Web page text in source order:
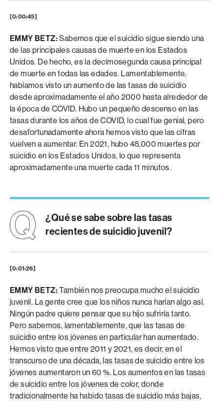
[0:00:45]
EMMY BETZ: Sabemos que el suicidio sigue siendo una
de las principales causas de muerte en los Estados
Unidos. De hecho, es la decimosegunda causa principal
de muerte en todas las edades. Lamentablemente,
habíamos visto un aumento de las tasas de suicidio
desde aproximadamente el año 2000 hasta alrededor de
la época de COVID. Hubo un pequeño descenso en las
tasas durante los años de COVID, lo cual fue genial, pero
desafortunadamente ahora hemos visto que las cifras
vuelven a aumentar. En 2021, hubo 48,000 muertes por
suicidio en los Estados Unidos, lo que representa
aproximadamente una muerte cada 11 minutos.
¿Qué se sabe sobre las tasas
recientes de suicidio juvenil?
[0:01:26]
EMMY BETZ: También nos preocupa mucho el suicidio
juvenil. La gente cree que los niños nunca harían algo así.
Ningún padre quiere pensar que su hijo sufriría tanto.
Pero sabemos, lamentablemente, que las tasas de
suicidio entre los jóvenes en particular han aumentado.
Hemos visto que entre 2011 y 2021, es decir, en el
transcurso de una década, las tasas de suicidio entre los
jóvenes aumentaron un 60 %. Los aumentos en las tasas
de suicidio entre los jóvenes de color, donde
tradicionalmente ha habido tasas de suicidio más bajas,